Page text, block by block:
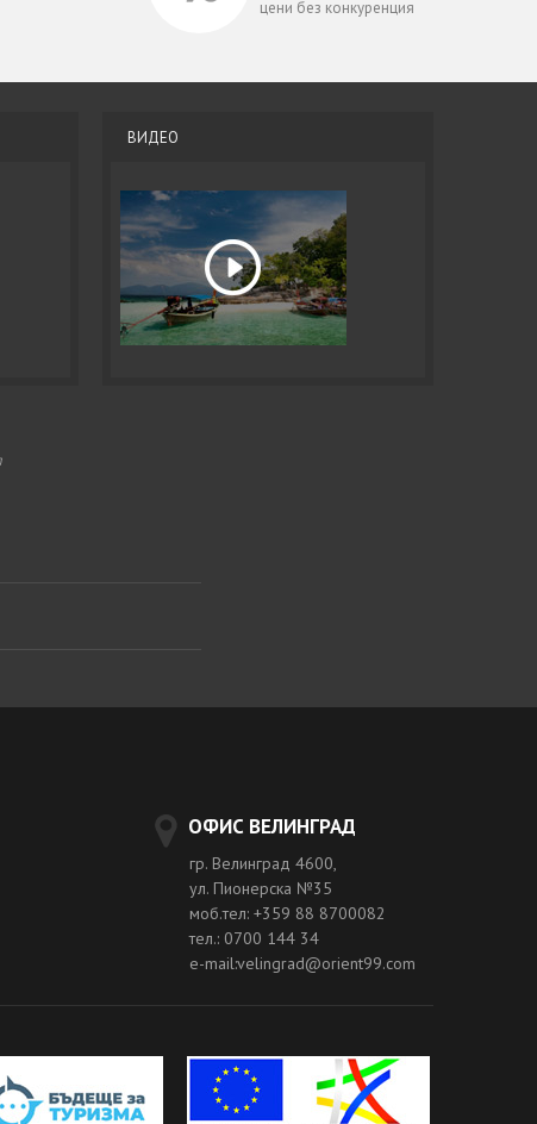
цени без конкуренция
ВИДЕО
ОФИС ВЕЛИНГРАД
гр. Велинград 4600,
ул. Пионерска №35
моб.тел: +359 88 8700082
тел.: 0700 144 34
e-mail:velingrad@orient99.com